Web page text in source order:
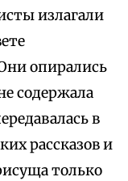
излагали
опирались
содержала
в
рассказов и
только